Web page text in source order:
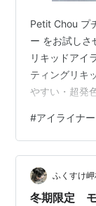
Petit Chou プ
ー をお試しさ
リキッドアイ
ティングリキ
やすい・超発
ラスティング
Petit Chouっ
が、落ちない
ライナーとの
ッケージ。早
#アイライナー
ふくすけ
冬期限定